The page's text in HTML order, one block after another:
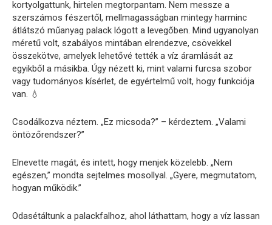
kortyolgattunk, hirtelen megtorpantam. Nem messze a
szerszámos fészertől, mellmagasságban mintegy harminc
átlátszó műanyag palack lógott a levegőben. Mind ugyanolyan
méretű volt, szabályos mintában elrendezve, csövekkel
összekötve, amelyek lehetővé tették a víz áramlását az
egyikből a másikba. Úgy nézett ki, mint valami furcsa szobor
vagy tudományos kísérlet, de egyértelmű volt, hogy funkciója
van. 💧
Csodálkozva néztem. „Ez micsoda?” – kérdeztem. „Valami
öntözőrendszer?”
Elnevette magát, és intett, hogy menjek közelebb. „Nem
egészen,” mondta sejtelmes mosollyal. „Gyere, megmutatom,
hogyan működik.”
Odasétáltunk a palackfalhoz, ahol láthattam, hogy a víz lassan